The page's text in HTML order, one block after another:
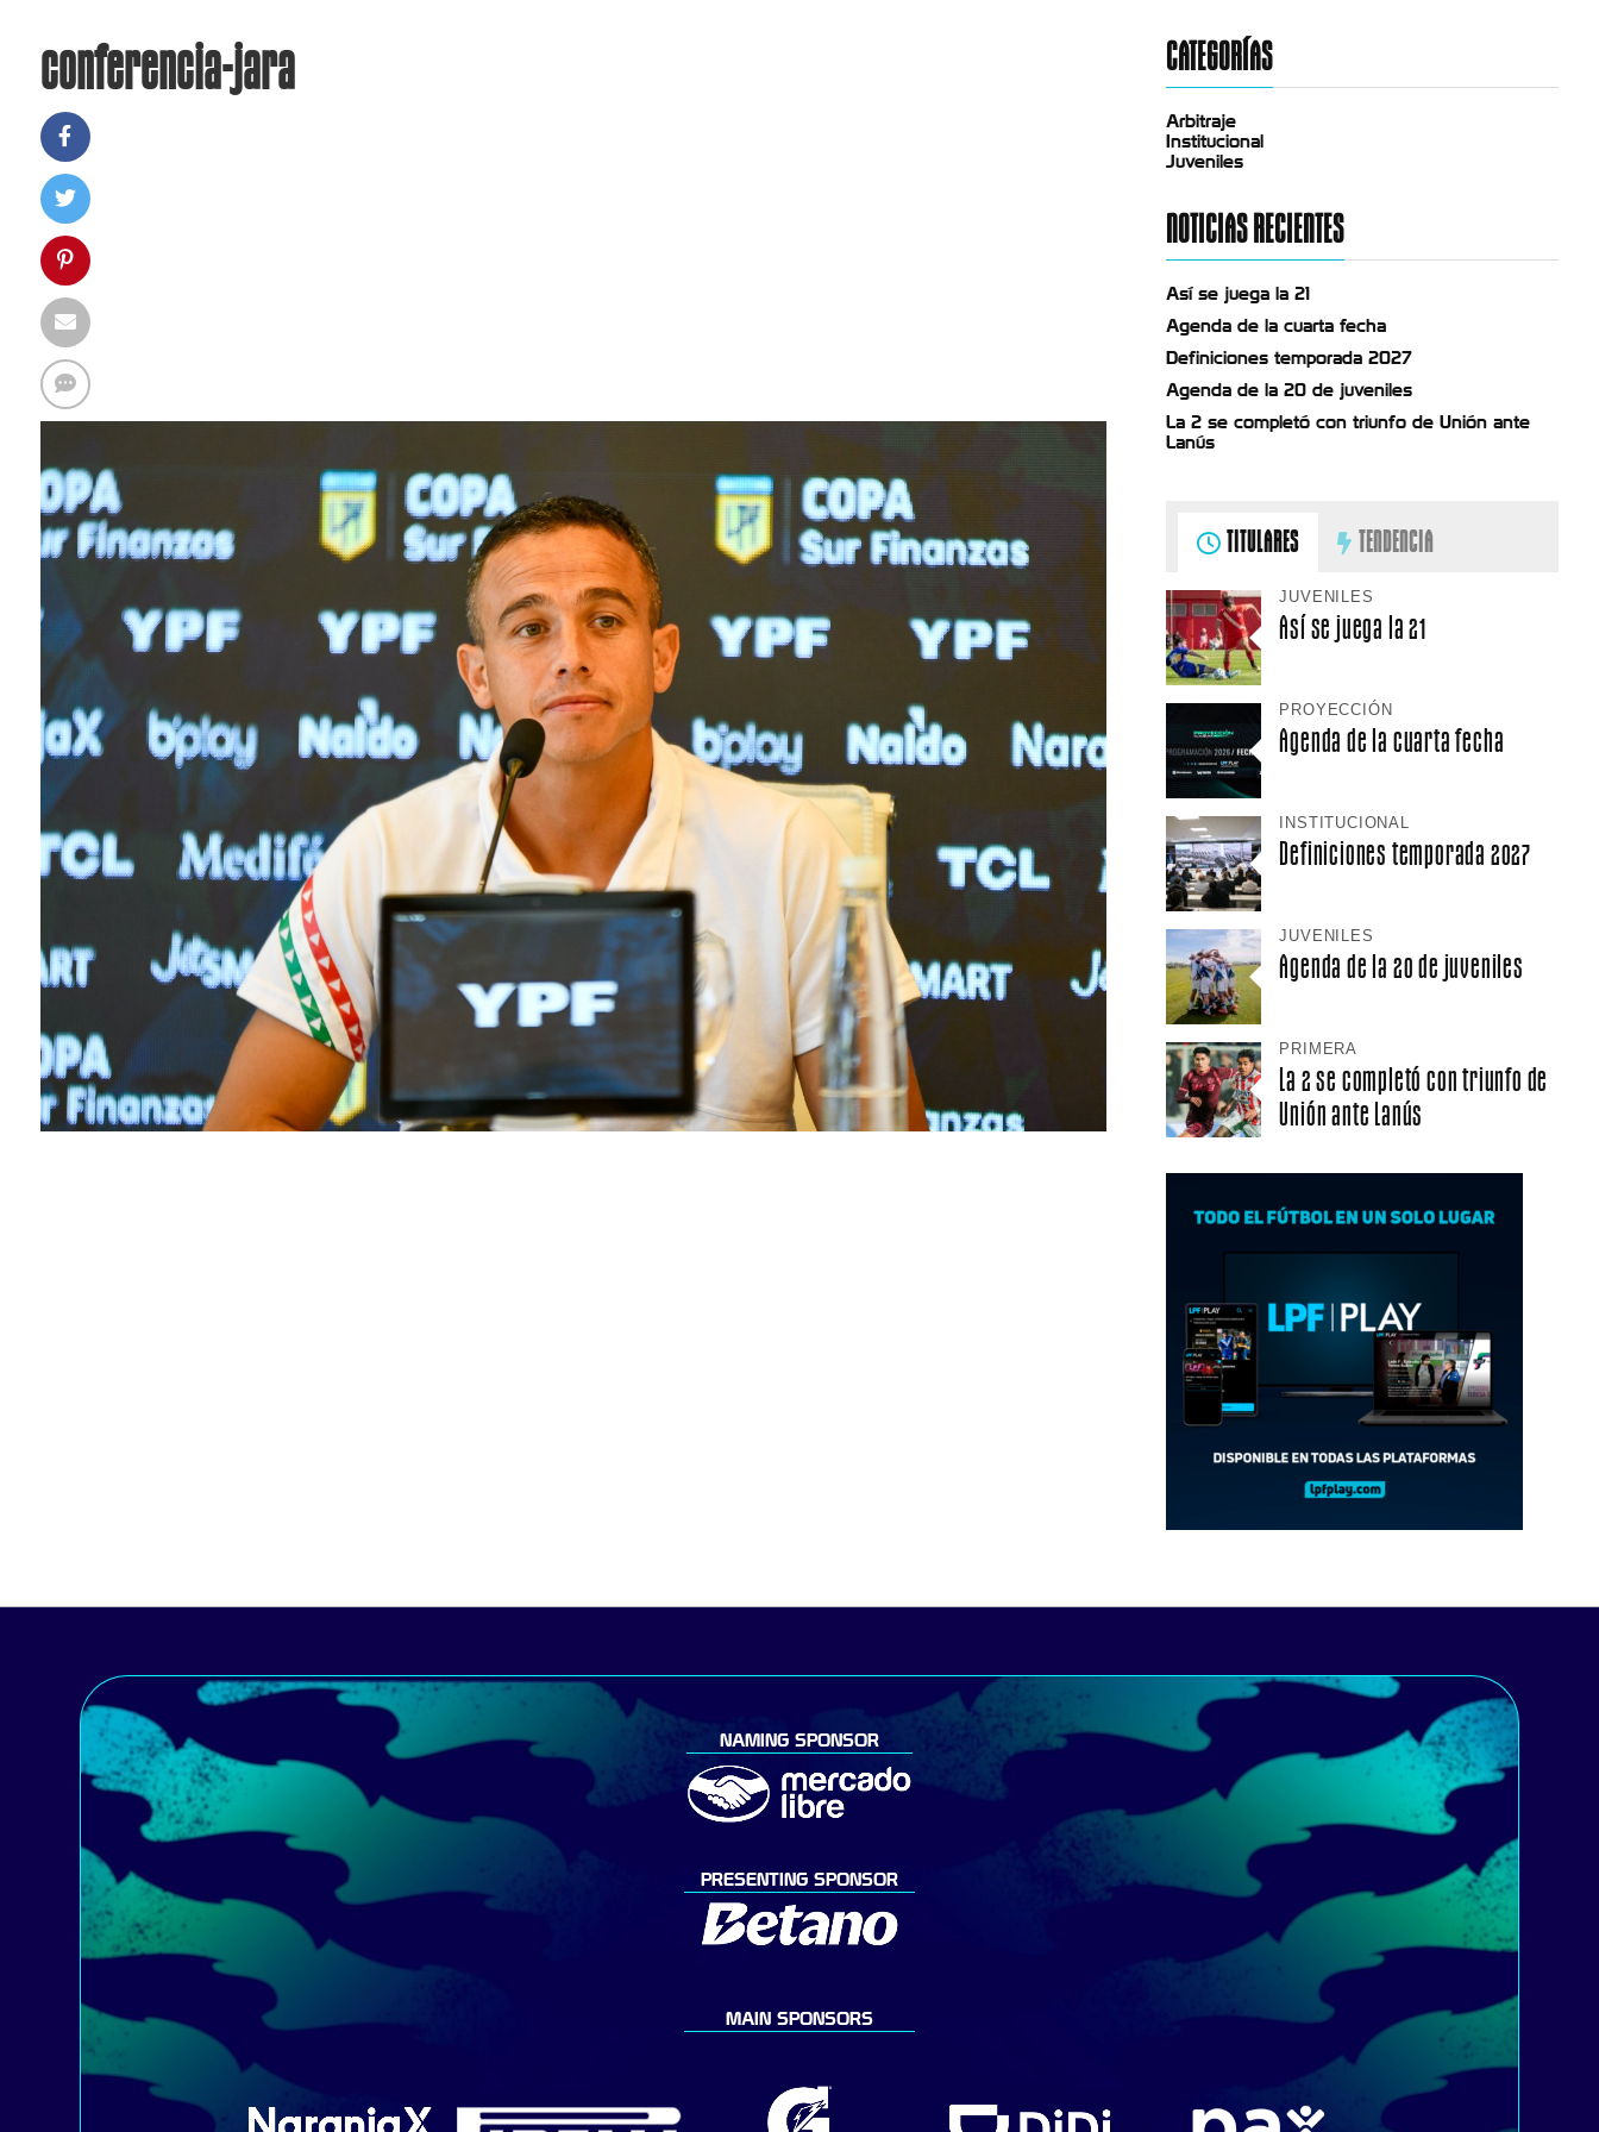
conferencia-jara CATEGORÍAS
Arbitraje
Institucional
Juveniles
NOTICIAS RECIENTES
Así se juega la 21
Agenda de la cuarta fecha
Definiciones temporada 2027
Agenda de la 20 de juveniles
La 2 se completó con triunfo de Unión ante
Lanús
TITULARES TENDENCIA
JUVENILES
Así se juega la 21
PROYECCIÓN
Agenda de la cuarta fecha
INSTITUCIONAL
Definiciones temporada 2027
JUVENILES
Agenda de la 20 de juveniles
PRIMERA
La 2 se completó con triunfo de
Unión ante Lanús
NAMING SPONSOR
PRESENTING SPONSOR
MAIN SPONSORS